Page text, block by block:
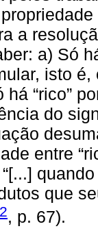
a
a) Só
isto
há “rico”
do
entre
que
, p. 67).